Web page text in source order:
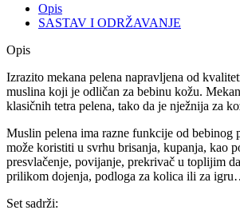
Opis
SASTAV I ODRŽAVANJE
Opis
Izrazito mekana pelena napravljena od
muslina koji je odličan za bebinu kožu.
klasičnih tetra pelena, tako da je nježnija za
Muslin pelena ima razne funkcije od bebinog
može koristiti u svrhu brisanja, kupanja, kao
presvlačenje, povijanje, prekrivač u toplijim
prilikom dojenja, podloga za kolica ili za
Set sadrži: